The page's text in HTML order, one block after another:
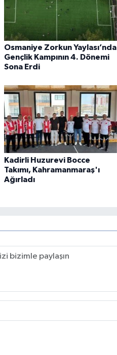
Osmaniye Zorkun Yaylası’nda
Gençlik Kampının 4. Dönemi
Sona Erdi
Kadirli Huzurevi Bocce
Takımı, Kahramanmaraş'ı
Ağırladı